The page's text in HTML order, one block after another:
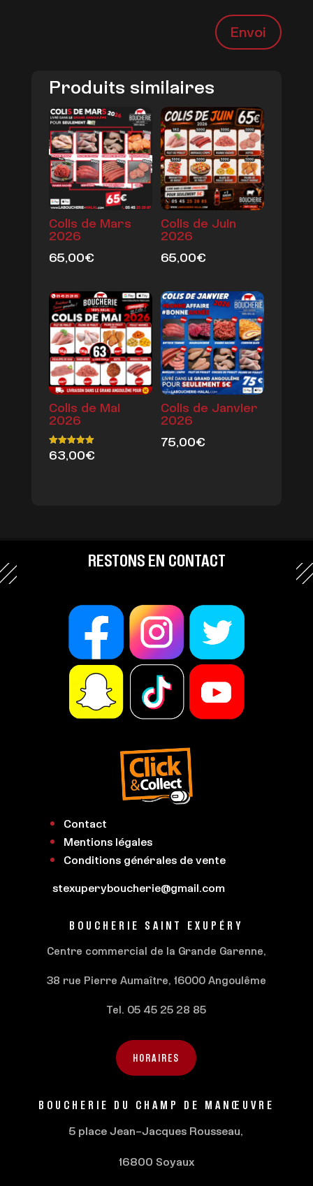
Envoi
Produits similaires
Colis de Mars
2026
65,00€
Colis de Juin
2026
65,00€
Colis de Mai
2026
Note
5.00
63,00€
Colis de Janvier
2026
75,00€
RESTONS EN CONTACT
Contact
Mentions légales
Conditions générales de vente
stexuperyboucherie@gmail.com
BOUCHERIE SAINT EXUPÉRY
Centre commercial de la Grande Garenne,
38 rue Pierre Aumaître, 16000 Angoulême
Tel. 05 45 25 28 85
HORAIRES
BOUCHERIE DU CHAMP DE MANŒUVRE
5 place Jean-Jacques Rousseau,
16800 Soyaux